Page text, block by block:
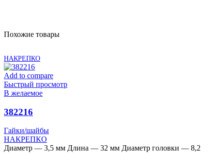
Похожие товары
НАКРЕПКО
Add to compare
Быстрый просмотр
В желаемое
382216
Гайки/шайбы
НАКРЕПКО
Диаметр — 3,5 мм Длина — 32 мм Диаметр головки — 8,2